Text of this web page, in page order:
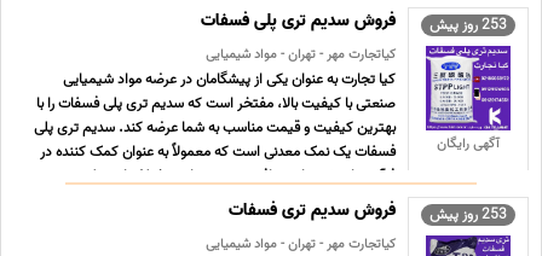
253 روز پیش
آگهی رایگان
فروش سدیم تری پلی فسفات
کیاتجارت مهر - تهران - مواد شیمیایی
کیا تجارت به عنوان یکی از پیشگامان در عرضه مواد شیمیایی
صنعتی با کیفیت بالا، مفتخر است که سدیم تری پلی فسفات را با
بهترین کیفیت و قیمت مناسب به شما عرضه کند. سدیم تری پلی
فسفات یک نمک معدنی است که معمولاً به عنوان کمک کننده در
فرآیندهای شیمیایی و افزودنی در صنایع مختلف از جمله ص ...
...
253 روز پیش فروش سدیم تری فسفات
کیاتجارت مهر - تهران - مواد شیمیایی